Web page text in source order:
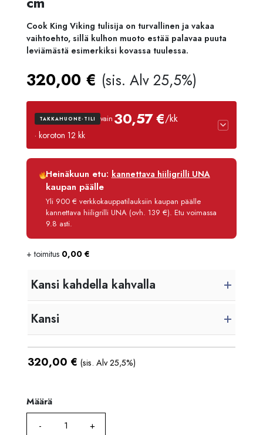
Cook King Viking tulisija on turvallinen ja vakaa
vaihtoehto, sillä kulhon muoto estää palavaa puuta
leviämästä esimerkiksi kovassa tuulessa.
320,00 € (sis. Alv 25,5%)
TAKKAHUONE-TILI vain 30,57 €/kk
· koroton 12 kk
Luottoaika
12 kk
Korko
Käsittelymaksu
3,90 €/kk
Maksettava yhteensä
Heinäkuun etu:kannettava hiiligrilli UNA
kaupan päälle
Yli 900 € verkkokauppatilauksiin kaupan päälle
kannettava hiiligrilli UNA (ovh. 139 €). Etu voimassa
9.8 asti.
+ toimitus 0,00 €
Kansi kahdella kahvalla
Kansi
320,00 € (sis. Alv 25,5%)
Määrä
Määrä